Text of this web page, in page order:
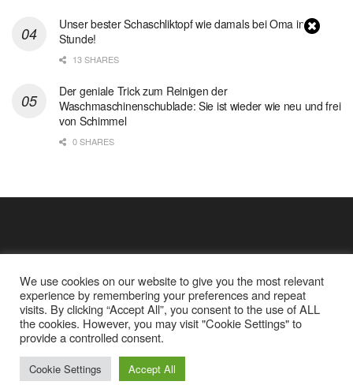
Unser bester Schaschliktopf wie damals bei Oma in 1
Stunde!
13 SHARES
Der geniale Trick zum Reinigen der
Waschmaschinenschublade: Sie ist wieder wie neu und frei
von Schimmel
0 SHARES
Cookie Policy
Datenschutz
Google Analytics und Cookie Dateien
© 2025Einfache Rezept
We use cookies on our website to give you the most relevant
experience by remembering your preferences and repeat
visits. By clicking “Accept All”, you consent to the use of ALL
the cookies. However, you may visit "Cookie Settings" to
provide a controlled consent.
Cookie Settings Accept All